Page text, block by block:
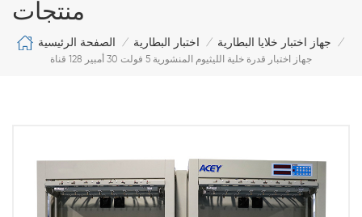
منتجات
الصفحة الرئيسية / اختبار البطارية / جهاز اختبار خلايا البطارية
/
جهاز اختبار قدرة خلية الليثيوم المنشورية 5 فولت 30 أمبير 128 قناة